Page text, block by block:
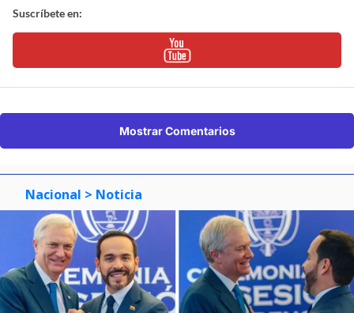
Suscríbete en:
Mostrar Comentarios
Nacional > Noticia